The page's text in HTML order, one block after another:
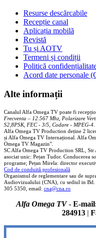
Resurse descărcabile
Recepție canal
Aplicația mobilă
Revistă
Tu și AOTV
Termeni și condiții
Politică
Acord date personale
Alte informații
Canalul Alfa Omega TV poate fi
Frecventa – 12.567 Mhz, Polarizare
S2,8PSK, FEC - 3/5, Codare - MPEG-4
Alfa Omega TV Production deține 2
și Alfa Omega TV Internațional. Alfa
Omega TV Magazin".
SC Alfa Omega TV Production SRL, Str
asociat unic: Pețan Tudor. Conducerea
programe; Pețan Mirela: director
Cod de conduită profesională
Organismul de reglementare sau de
Audiovizualului (CNA), cu sediul in Bd.
305 5350, email: cna@cna.ro
Alfa Omega TV- E-
284913|